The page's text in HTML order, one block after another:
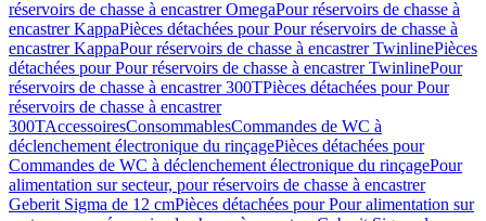
réservoirs de chasse à encastrer OmegaPour réservoirs de chasse à
encastrer KappaPièces détachées pour Pour réservoirs de chasse à
encastrer KappaPour réservoirs de chasse à encastrer TwinlinePièces
détachées pour Pour réservoirs de chasse à encastrer TwinlinePour
réservoirs de chasse à encastrer 300TPièces détachées pour Pour
réservoirs de chasse à encastrer
300TAccessoiresConsommablesCommandes de WC à
déclenchement électronique du rinçagePièces détachées pour
Commandes de WC à déclenchement électronique du rinçagePour
alimentation sur secteur, pour réservoirs de chasse à encastrer
Geberit Sigma de 12 cmPièces détachées pour Pour alimentation sur